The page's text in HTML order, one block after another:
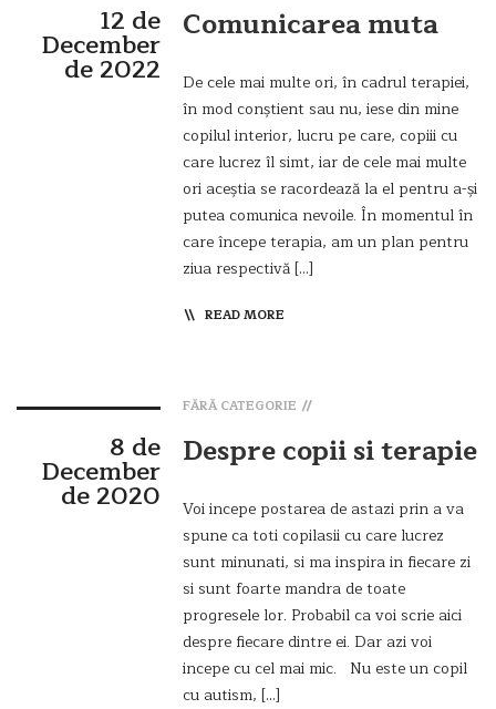
12 de
December
de 2022
Comunicarea muta
De cele mai multe ori, în cadrul terapiei,
în mod conștient sau nu, iese din mine
copilul interior, lucru pe care, copiii cu
care lucrez îl simt, iar de cele mai multe
ori aceștia se racordează la el pentru a-și
putea comunica nevoile. În momentul în
care începe terapia, am un plan pentru
ziua respectivă […]
READ MORE
8 de
December
de 2020
FĂRĂ CATEGORIE
Despre copii si terapie
Voi incepe postarea de astazi prin a va
spune ca toti copilasii cu care lucrez
sunt minunati, si ma inspira in fiecare zi
si sunt foarte mandra de toate
progresele lor. Probabil ca voi scrie aici
despre fiecare dintre ei. Dar azi voi
incepe cu cel mai mic. Nu este un copil
cu autism, […]